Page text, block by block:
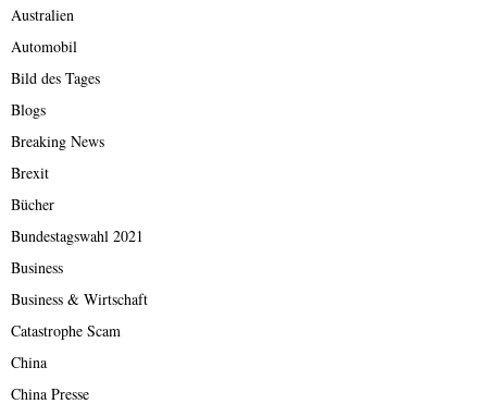
Australien
Automobil
Bild des Tages
Blogs
Breaking News
Brexit
Bücher
Bundestagswahl 2021
Business
Business & Wirtschaft
Catastrophe Scam
China
China Presse